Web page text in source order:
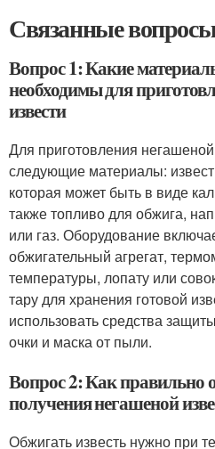
Связанные
Вопрос 1: Какие
необходимы для
извести
Для приготовления
следующие материалы:
которая может быть в виде
также топливо для обжига,
или газ. Оборудование
обжигательный агрегат,
температуры, лопату или
тару для хранения готовой
использовать средства
очки и маска от пыли.
Вопрос 2: Как правильно
получения негашеной
Обжигать известь нужно при